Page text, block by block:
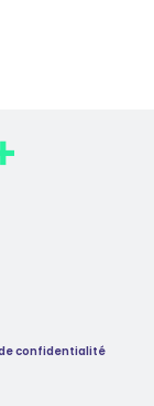
confidentialité